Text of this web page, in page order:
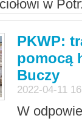
w
PKWP:
pomocą
Buczy
2022-04-11
W